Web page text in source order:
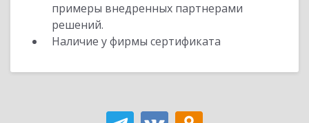
примеры внедренных партнерами
решений.
Наличие у фирмы сертификата